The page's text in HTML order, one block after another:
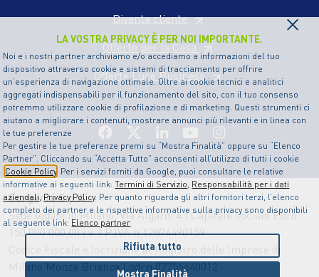
LA VOSTRA PRIVACY È PER NOI IMPORTANTE.
Noi e i nostri partner archiviamo e/o accediamo a informazioni del tuo
dispositivo attraverso cookie e sistemi di tracciamento per offrire
un’esperienza di navigazione ottimale. Oltre ai cookie tecnici e analitici
aggregati indispensabili per il funzionamento del sito, con il tuo consenso
potremmo utilizzare cookie di profilazione e di marketing. Questi strumenti ci
aiutano a migliorare i contenuti, mostrare annunci più rilevanti e in linea con
le tue preferenze
Per gestire le tue preferenze premi su “Mostra Finalità” oppure su “Elenco
Partner”. Cliccando su “Accetta Tutto” acconsenti all’utilizzo di tutti i cookie
Cookie Policy . Per i servizi forniti da Google, puoi consultare le relative
informative ai seguenti link:Termini di Servizio, Responsabilità per i dati
aziendali, Privacy Policy. Per quanto riguarda gli altri fornitori terzi, l’elenco
completo dei partner e le rispettive informative sulla privacy sono disponibili
al seguente link: Elenco partner
×
Rifiuta tutto
Mostra Finalità
Diventa cliente
Offerte per la Casa
Offerte Luce Business
Sorgenia S.p.A
Sede legale in Milano, Via Algardi 4 | Capitale sociale Euro
150.000.000,00 i.v. | P.IVA n.12874490159
Codice Fiscale e Iscrizione al Registro delle Imprese di
Milano Monza Brianza Lodi n.07756640012